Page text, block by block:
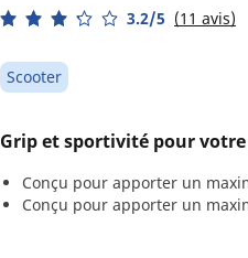
3.2/5 (11 avis)
Scooter
Grip et sportivité pour
Conçu pour apporter un
Conçu pour apporter un